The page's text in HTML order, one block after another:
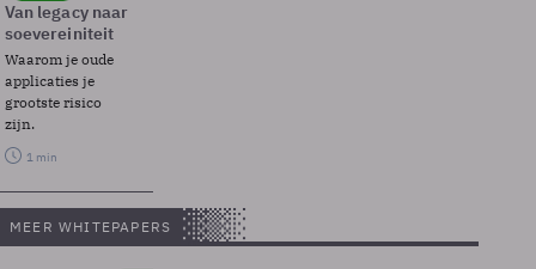
Van legacy naar
soevereiniteit
Waarom je oude
applicaties je
grootste risico
zijn.
1 min
MEER WHITEPAPERS